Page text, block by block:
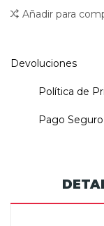
Añadir para
Devoluciones
Política de
Pago Seguro